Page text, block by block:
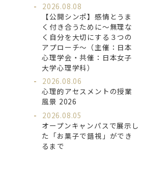
2026.08.08
【公開シンポ】感情とうま
く付き合うために～無理な
く自分を大切にする３つの
アプローチ～（主催：日本
心理学会・共催：日本女子
大学心理学科）
2026.08.06
心理的アセスメントの授業
風景 2026
2026.08.05
オープンキャンパスで展示し
た「お菓子で錯視」ができ
るまで